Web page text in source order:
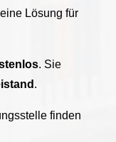
Lösung für
. Sie
.
finden